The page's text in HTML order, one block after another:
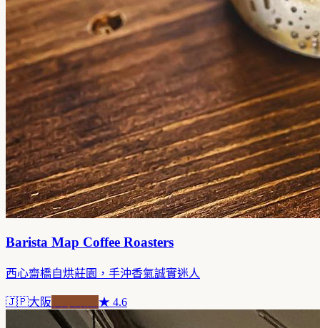
Barista Map Coffee Roasters
西心齋橋自烘莊園，手沖香氣誠實迷人
🇯🇵大阪 ★ 4.6